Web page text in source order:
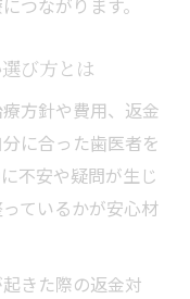
つながります。
び方とは
方針や費用、返金
に合った歯医者を
不安や疑問が生じ
ているかが安心材
きた際の返金対